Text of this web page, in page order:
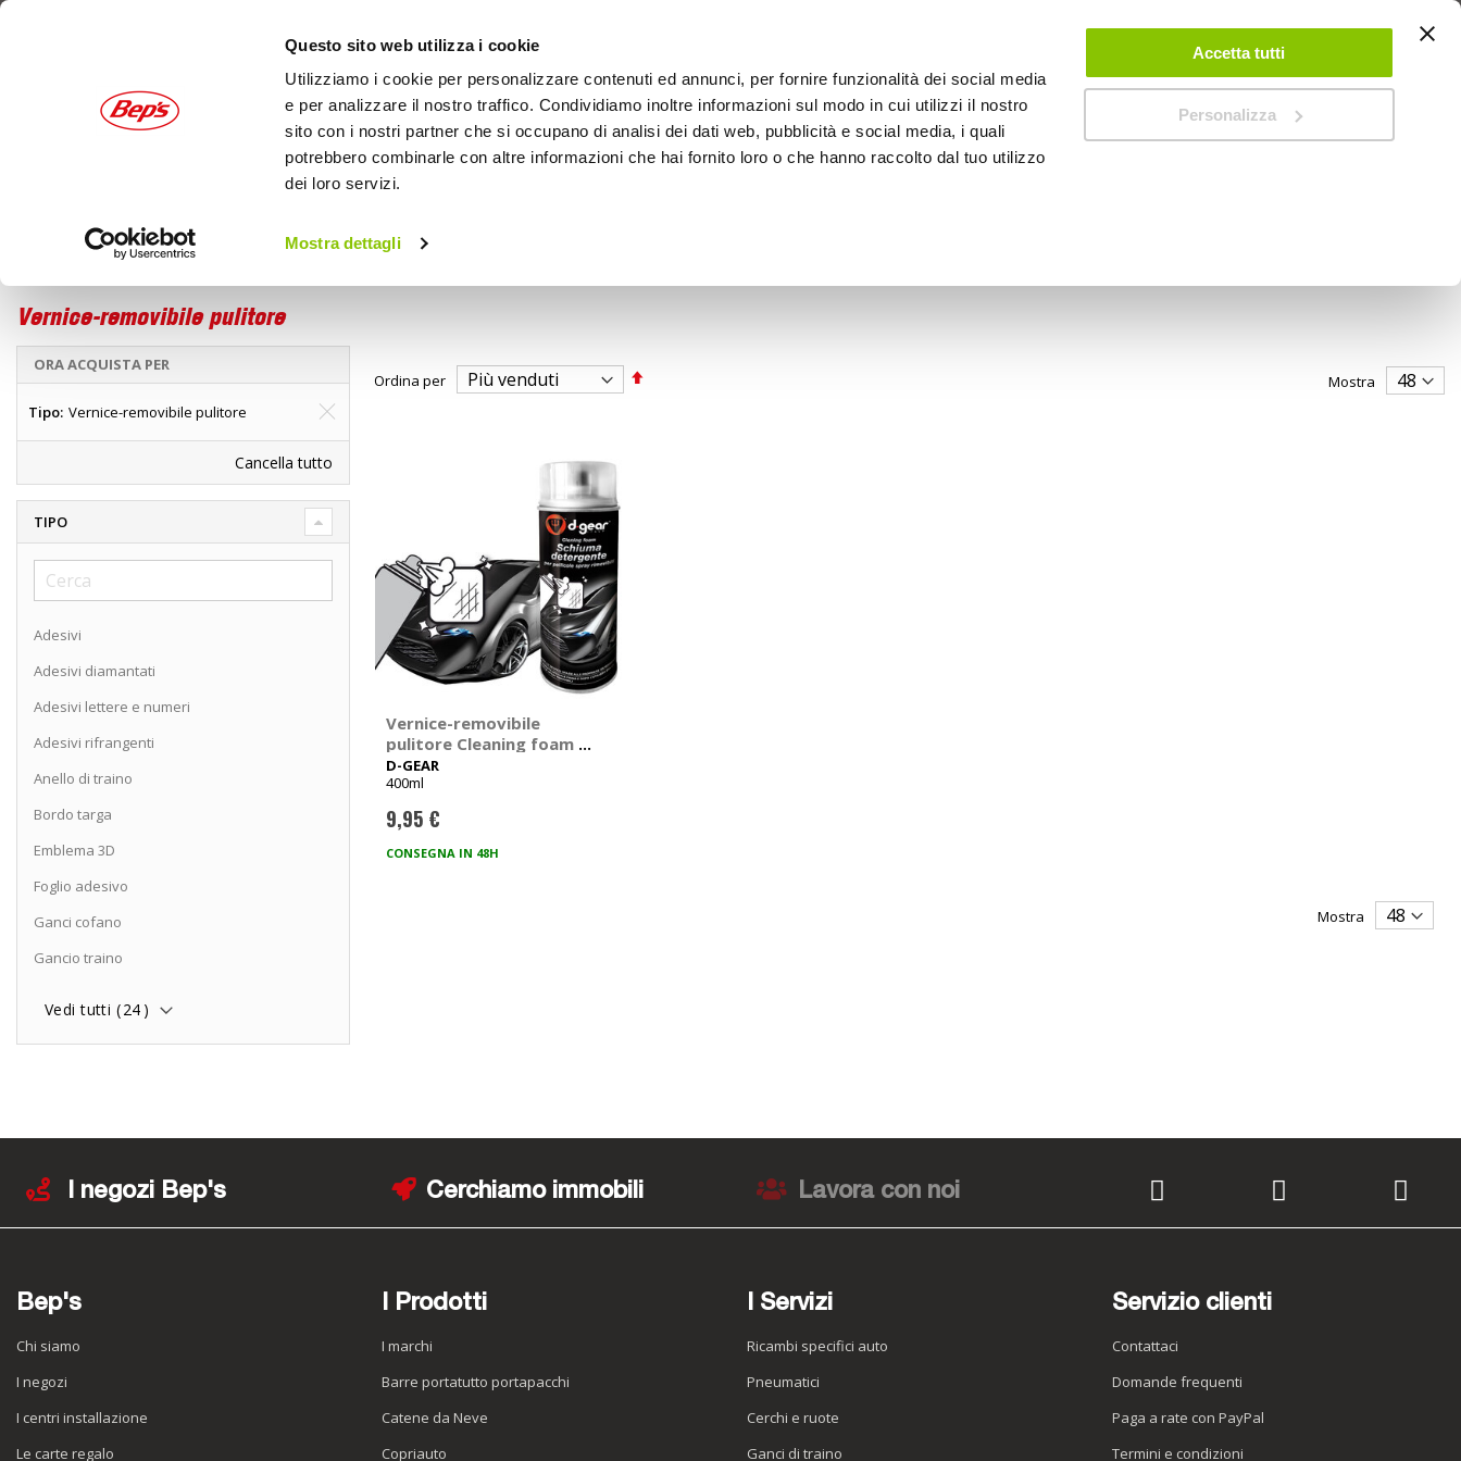
Questo sito web utilizza i cookie
Utilizziamo i cookie per personalizzare contenuti ed annunci, per fornire funzionalità dei social media
e per analizzare il nostro traffico. Condividiamo inoltre informazioni sul modo in cui utilizzi il nostro
sito con i nostri partner che si occupano di analisi dei dati web, pubblicità e social media, i quali
potrebbero combinarle con altre informazioni che hai fornito loro o che hanno raccolto dal tuo utilizzo
dei loro servizi.
Mostra dettagli
Accetta tutti
Personalizza
CONTATTACI NEGOZI IL MIO NEGOZIO
Vernice-removibile pulitore
Ordina per
Imposta
Mostra
Vernice-removibile
pulitore Cleaning foam -
D-GEAR
D-GEAR
400ml
9,95 €
CONSEGNA IN 48H
Mostra
ORA ACQUISTA PER
Tipo Vernice-removibile pulitore
Cancella tutto
TIPO
Adesivi
Adesivi diamantati
Adesivi lettere e numeri
Adesivi rifrangenti
Anello di traino
Bordo targa
Emblema 3D
Foglio adesivo
Ganci cofano
Gancio traino
Vedi tutti (24 )
I negozi Bep's Cerchiamo immobili Lavora con noi
Bep's
Chi siamo
I negozi
I centri installazione
Le carte regalo
I Prodotti
I marchi
Barre portatutto portapacchi
Catene da Neve
Copriauto
I Servizi
Ricambi specifici auto
Pneumatici
Cerchi e ruote
Ganci di traino
Servizio clienti
Contattaci
Domande frequenti
Paga a rate con PayPal
Termini e condizioni